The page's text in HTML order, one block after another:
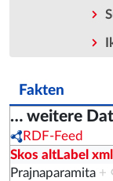
Fakten
… weitere
RDF-Feed
Skos altLabel
Prajnaparamita +